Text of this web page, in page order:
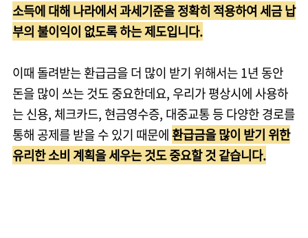
소득에 대해 나라에서 과세기준을 정확히 적용하여 세금 납
부의 불이익이 없도록 하는 제도입니다.
이때 돌려받는 환급금을 더 많이 받기 위해서는 1년 동안
돈을 많이 쓰는 것도 중요한데요, 우리가 평상시에 사용하
는 신용, 체크카드, 현금영수증, 대중교통 등 다양한 경로를
통해 공제를 받을 수 있기 때문에환급금을 많이 받기 위한
유리한 소비 계획을 세우는 것도 중요할 것 같습니다.